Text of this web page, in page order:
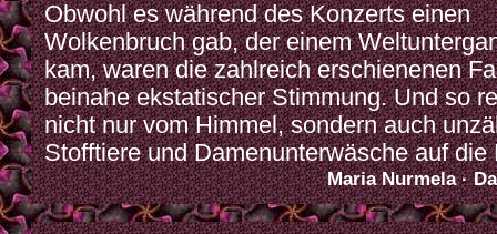
Obwohl es während des Konzerts einen
Wolkenbruch gab, der einem
kam, waren die zahlreich erschienenen
beinahe ekstatischer Stimmung. Und so
nicht nur vom Himmel, sondern auch
Stofftiere und Damenunterwäsche auf die
Maria Nurmela ·